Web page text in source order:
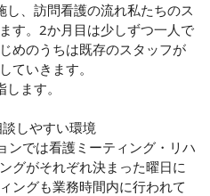
、訪問看護の流れ私たちのス
す。2か月目は少しずつ一人で
めのうちは既存のスタッフが
ていきます。
ます。
しやすい環境
ンでは看護ミーティング・リハ
グがそれぞれ決まった曜日に
ングも業務時間内に行われて